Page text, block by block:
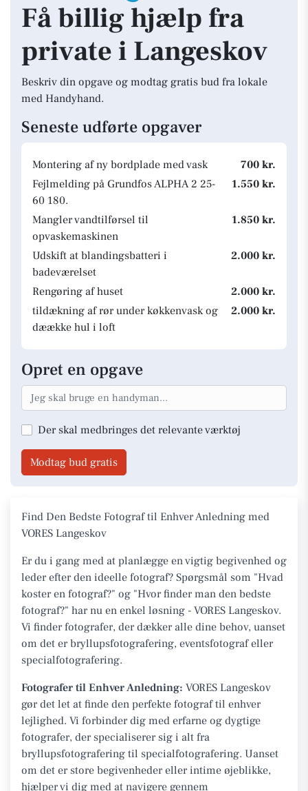
Få billig hjælp fra
private i Langeskov
Beskriv din opgave og modtag gratis bud fra lokale
med Handyhand.
Seneste udførte opgaver
Montering af ny bordplade med vask
700 kr.
Fejlmelding på Grundfos ALPHA 2 25-
60 180.
1.550 kr.
Mangler vandtilførsel til
opvaskemaskinen
1.850 kr.
Udskift at blandingsbatteri i
badeværelset
2.000 kr.
Rengøring af huset
2.000 kr.
tildækning af rør under køkkenvask og
dæække hul i loft
2.000 kr.
Opret en opgave
Der skal medbringes det relevante værktøj
Modtag bud gratis
Find Den Bedste Fotograf til Enhver Anledning med
VORES Langeskov
Er du i gang med at planlægge en vigtig begivenhed og
leder efter den ideelle fotograf? Spørgsmål som "Hvad
koster en fotograf?" og "Hvor finder man den bedste
fotograf?" har nu en enkel løsning - VORES Langeskov.
Vi finder fotografer, der dækker alle dine behov, uanset
om det er bryllupsfotografering, eventsfotograf eller
specialfotografering.
Fotografer til Enhver Anledning: VORES Langeskov
gør det let at finde den perfekte fotograf til enhver
lejlighed. Vi forbinder dig med erfarne og dygtige
fotografer, der specialiserer sig i alt fra
bryllupsfotografering til specialfotografering. Uanset
om det er store begivenheder eller intime øjeblikke,
hjælper vi dig med at navigere gennem